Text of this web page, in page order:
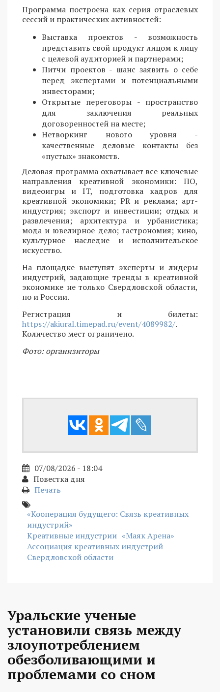
Программа построена как серия отраслевых
сессий и практических активностей:
Выставка проектов - возможность
представить свой продукт лицом к лицу
с целевой аудиторией и партнерами;
Питчи проектов - шанс заявить о себе
перед экспертами и потенциальными
инвесторами;
Открытые переговоры - пространство
для заключения реальных
договоренностей на месте;
Нетворкинг нового уровня -
качественные деловые контакты без
«пустых» знакомств.
Деловая программа охватывает все ключевые
направления креативной экономики: ПО,
видеоигры и IT, подготовка кадров для
креативной экономики; PR и реклама; арт-
индустрия; экспорт и инвестиции; отдых и
развлечения; архитектура и урбанистика;
мода и ювелирное дело; гастрономия; кино,
культурное наследие и исполнительское
искусство.
На площадке выступят эксперты и лидеры
индустрий, задающие тренды в креативной
экономике не только Свердловской области,
но и России.
Регистрация и билеты:
https://akiural.timepad.ru/event/4089982/.
Количество мест ограничено.
Фото: организиторы
07/08/2026 - 18:04
Повестка дня
Печать
«Кооперация будущего: Связь креативных
индустрий»
Креативные индустрии «Маяк Арена»
Ассоциация креативных индустрий
Свердловской области
Уральские ученые
установили связь между
злоупотреблением
обезболивающими и
проблемами со сном